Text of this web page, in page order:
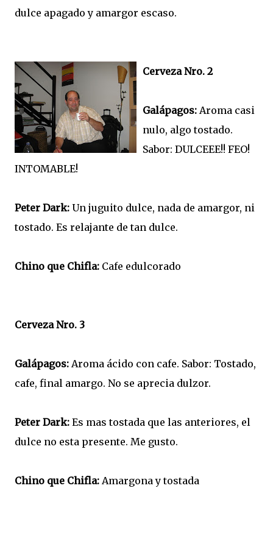
dulce apagado y amargor escaso.
Cerveza Nro. 2
Galápagos: Aroma casi
nulo, algo tostado.
Sabor: DULCEEE!! FEO!
INTOMABLE!
Peter Dark: Un juguito dulce, nada de amargor, ni
tostado. Es relajante de tan dulce.
Chino que Chifla: Cafe edulcorado
Cerveza Nro. 3
Galápagos: Aroma ácido con cafe. Sabor: Tostado,
cafe, final amargo. No se aprecia dulzor.
Peter Dark: Es mas tostada que las anteriores, el
dulce no esta presente. Me gusto.
Chino que Chifla: Amargona y tostada